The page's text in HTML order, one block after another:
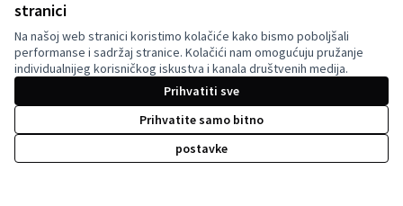
stranici
Na našoj web stranici koristimo kolačiće kako bismo poboljšali
performanse i sadržaj stranice. Kolačići nam omogućuju pružanje
individualnijeg korisničkog iskustva i kanala društvenih medija.
Prihvatiti sve
Prihvatite samo bitno
postavke
(Vanjska poveznica)
Za izradu internetske stranice upotrijebljen je besplatni softver.
Su-financirano od strane Europske unije.
Stavovi i mišljenja izraženi su isključivo